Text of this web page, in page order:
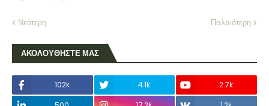
Νεότερη Παλαιότερη
ΑΚΟΛΟΥΘΗΣΤΕ ΜΑΣ
102k 4.1k
2.7k